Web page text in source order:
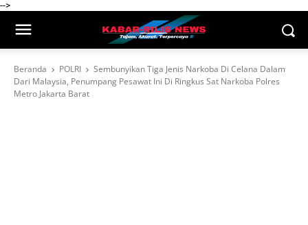
-->
Beranda POLRI
Sembunyikan Tiga Jenis Narkoba Di Celana Dalam
Dari Malaysia, Penumpang Pesawat Ini Di Ringkus Sat Narkoba Polres
Metro Jakarta Barat